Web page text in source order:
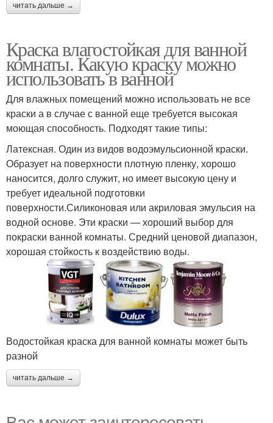
читать дальше →
Краска влагостойкая для ванной
комнаты. Какую краску можно
использовать в ванной
Для влажных помещений можно использовать не все
краски а в случае с ванной еще требуется высокая
моющая способность. Подходят такие типы:
Латексная. Один из видов водоэмульсионной краски.
Образует на поверхности плотную пленку, хорошо
наносится, долго служит, но имеет высокую цену и
требует идеальной подготовки
поверхности.Силиконовая или акриловая эмульсия на
водной основе. Эти краски — хороший выбор для
покраски ванной комнаты. Средний ценовой диапазон,
хорошая стойкость к воздействию воды.
Водостойкая краска для ванной комнаты может быть
разной
читать дальше →